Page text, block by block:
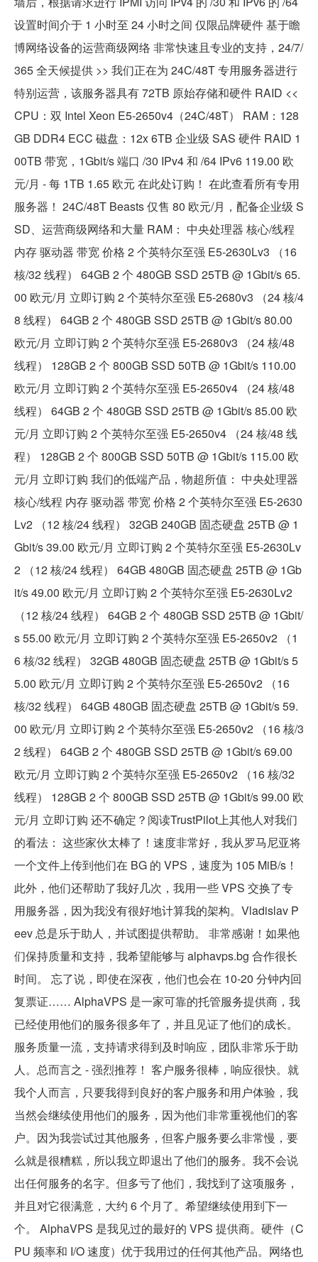
设置时间介于 1 小时至 24 小时之间 仅限品牌硬件 基于瞻
博网络设备的运营商级网络 非常快速且专业的支持，24/7/
365 全天候提供 >> 我们正在为 24C/48T 专用服务器进行
特别运营，该服务器具有 72TB 原始存储和硬件 RAID <<
CPU：双 Intel Xeon E5-2650v4（24C/48T） RAM：128
GB DDR4 ECC 磁盘：12x 6TB 企业级 SAS 硬件 RAID 1
00TB 带宽，1Gbit/s 端口 /30 IPv4 和 /64 IPv6 119.00 欧
元/月 - 每 1TB 1.65 欧元 在此处订购！ 在此查看所有专用
服务器！ 24C/48T Beasts 仅售 80 欧元/月，配备企业级 S
SD、运营商级网络和大量 RAM： 中央处理器 核心/线程
内存 驱动器 带宽 价格 2 个英特尔至强 E5-2630Lv3 （16
核/32 线程） 64GB 2 个 480GB SSD 25TB @ 1Gbit/s 65.
00 欧元/月 立即订购 2 个英特尔至强 E5-2680v3 （24 核/4
8 线程） 64GB 2 个 480GB SSD 25TB @ 1Gbit/s 80.00
欧元/月 立即订购 2 个英特尔至强 E5-2680v3 （24 核/48
线程） 128GB 2 个 800GB SSD 50TB @ 1Gbit/s 110.00
欧元/月 立即订购 2 个英特尔至强 E5-2650v4 （24 核/48
线程） 64GB 2 个 480GB SSD 25TB @ 1Gbit/s 85.00 欧
元/月 立即订购 2 个英特尔至强 E5-2650v4 （24 核/48 线
程） 128GB 2 个 800GB SSD 50TB @ 1Gbit/s 115.00 欧
元/月 立即订购 我们的低端产品，物超所值： 中央处理器
核心/线程 内存 驱动器 带宽 价格 2 个英特尔至强 E5-2630
Lv2 （12 核/24 线程） 32GB 240GB 固态硬盘 25TB @ 1
Gbit/s 39.00 欧元/月 立即订购 2 个英特尔至强 E5-2630Lv
2 （12 核/24 线程） 64GB 480GB 固态硬盘 25TB @ 1Gb
it/s 49.00 欧元/月 立即订购 2 个英特尔至强 E5-2630Lv2
（12 核/24 线程） 64GB 2 个 480GB SSD 25TB @ 1Gbit/
s 55.00 欧元/月 立即订购 2 个英特尔至强 E5-2650v2 （1
6 核/32 线程） 32GB 480GB 固态硬盘 25TB @ 1Gbit/s 5
5.00 欧元/月 立即订购 2 个英特尔至强 E5-2650v2 （16
核/32 线程） 64GB 480GB 固态硬盘 25TB @ 1Gbit/s 59.
00 欧元/月 立即订购 2 个英特尔至强 E5-2650v2 （16 核/3
2 线程） 64GB 2 个 480GB SSD 25TB @ 1Gbit/s 69.00
欧元/月 立即订购 2 个英特尔至强 E5-2650v2 （16 核/32
线程） 128GB 2 个 800GB SSD 25TB @ 1Gbit/s 99.00 欧
元/月 立即订购 还不确定？阅读TrustPilot上其他人对我们
的看法： 这些家伙太棒了！速度非常好，我从罗马尼亚将
一个文件上传到他们在 BG 的 VPS，速度为 105 MiB/s！
此外，他们还帮助了我好几次，我用一些 VPS 交换了专
用服务器，因为我没有很好地计算我的架构。Vladislav P
eev 总是乐于助人，并试图提供帮助。 非常感谢！如果他
们保持质量和支持，我希望能够与 alphavps.bg 合作很长
时间。 忘了说，即使在深夜，他们也会在 10-20 分钟内回
复票证…… AlphaVPS 是一家可靠的托管服务提供商，我
已经使用他们的服务很多年了，并且见证了他们的成长。
服务质量一流，支持请求得到及时响应，团队非常乐于助
人。总而言之 - 强烈推荐！ 客户服务很棒，响应很快。就
我个人而言，只要我得到良好的客户服务和用户体验，我
当然会继续使用他们的服务，因为他们非常重视他们的客
户。因为我尝试过其他服务，但客户服务要么非常慢，要
么就是很糟糕，所以我立即退出了他们的服务。我不会说
出任何服务的名字。但多亏了他们，我找到了这项服务，
并且对它很满意，大约 6 个月了。希望继续使用到下一
个。 AlphaVPS 是我见过的最好的 VPS 提供商。硬件（C
PU 频率和 I/O 速度）优于我用过的任何其他产品。网络也